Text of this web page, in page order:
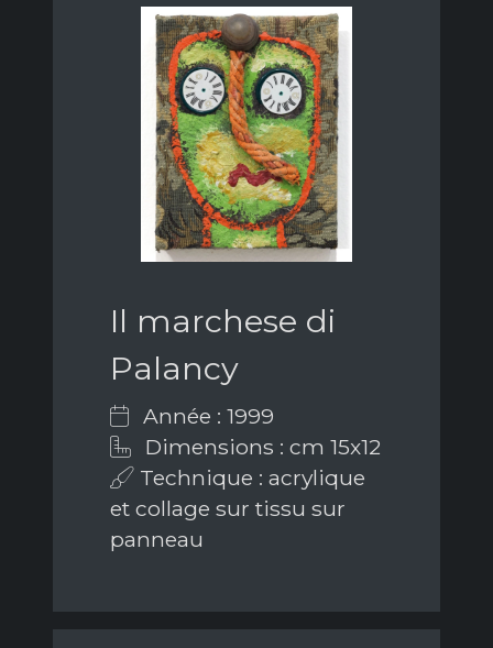
Il marchese di
Palancy
Année : 1999
Dimensions : cm 15x12
Technique : acrylique
et collage sur tissu sur
panneau